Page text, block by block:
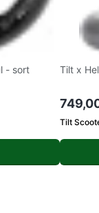
- sort Tilt x
Tilt